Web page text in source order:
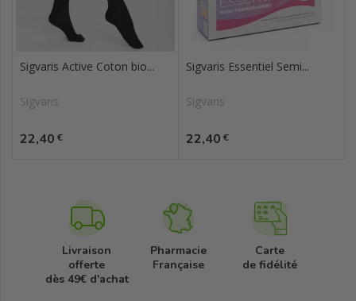
Sigvaris Active Coton bio...
Sigvaris
Prix
22,40 €
Sigvaris Essentiel Semi...
Sigvaris
Prix
22,40 €
Livraison
offerte
dès 49€ d'achat
Pharmacie
Française
Carte
de fidélité